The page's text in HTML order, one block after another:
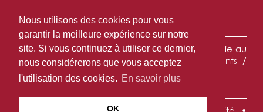
Nous utilisons des cookies pour vous
garantir la meilleure expérience sur notre
site. Si vous continuez à utiliser ce dernier,
nous considérerons que vous acceptez
l'utilisation des cookies. En savoir plus
OK
NAVIGATION :
Accueil •L'établissement •Les formations
La vie au
Lycée •DN MADE • Partenariats •
Les parents /
élèves
• Contact